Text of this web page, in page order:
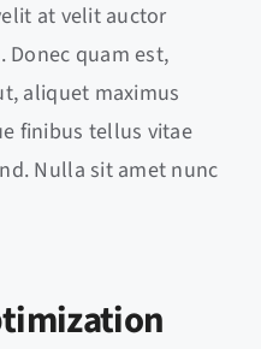
at velit auctor
quam est,
aliquet maximus
finibus tellus vitae
Nulla sit amet nunc